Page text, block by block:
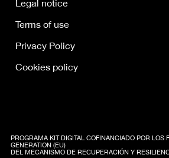
Legal notice
Terms of use
Privacy Policy
Cookies policy
PROGRAMA KIT DIGITAL COFINANCIADO POR LOS
GENERATION (EU)
DEL MECANISMO DE RECUPERACIÓN Y